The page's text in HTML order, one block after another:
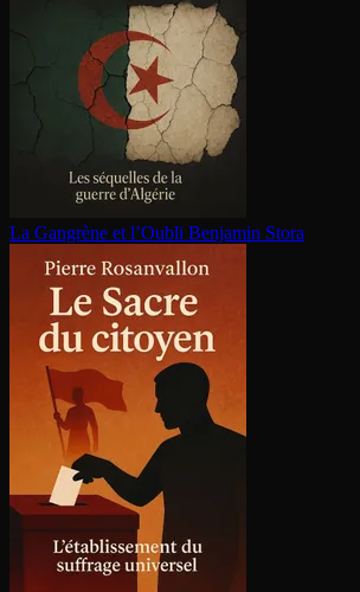
La Gangrène et l’Oubli Benjamin Stora